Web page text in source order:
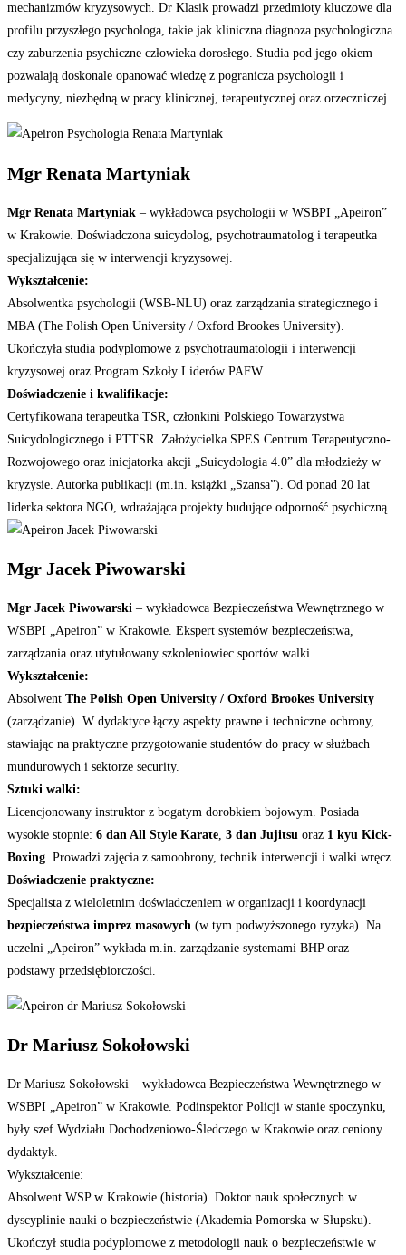
mechanizmów kryzysowych. Dr Klasik prowadzi przedmioty kluczowe dla
profilu przyszłego psychologa, takie jak kliniczna diagnoza psychologiczna
czy zaburzenia psychiczne człowieka dorosłego. Studia pod jego okiem
pozwalają doskonale opanować wiedzę z pogranicza psychologii i
medycyny, niezbędną w pracy klinicznej, terapeutycznej oraz orzeczniczej.
Mgr Renata Martyniak
Mgr Renata Martyniak – wykładowca psychologii w WSBPI „Apeiron”
w Krakowie. Doświadczona suicydolog, psychotraumatolog i terapeutka
specjalizująca się w interwencji kryzysowej.
Wykształcenie:
Absolwentka psychologii (WSB-NLU) oraz zarządzania strategicznego i
MBA (The Polish Open University / Oxford Brookes University).
Ukończyła studia podyplomowe z psychotraumatologii i interwencji
kryzysowej oraz Program Szkoły Liderów PAFW.
Doświadczenie i kwalifikacje:
Certyfikowana terapeutka TSR, członkini Polskiego Towarzystwa
Suicydologicznego i PTTSR. Założycielka SPES Centrum Terapeutyczno-
Rozwojowego oraz inicjatorka akcji „Suicydologia 4.0” dla młodzieży w
kryzysie. Autorka publikacji (m.in. książki „Szansa”). Od ponad 20 lat
liderka sektora NGO, wdrażająca projekty budujące odporność psychiczną.
Mgr Jacek Piwowarski
Mgr Jacek Piwowarski – wykładowca Bezpieczeństwa Wewnętrznego w
WSBPI „Apeiron” w Krakowie. Ekspert systemów bezpieczeństwa,
zarządzania oraz utytułowany szkoleniowiec sportów walki.
Wykształcenie:
Absolwent The Polish Open University / Oxford Brookes University
(zarządzanie). W dydaktyce łączy aspekty prawne i techniczne ochrony,
stawiając na praktyczne przygotowanie studentów do pracy w służbach
mundurowych i sektorze security.
Sztuki walki:
Licencjonowany instruktor z bogatym dorobkiem bojowym. Posiada
wysokie stopnie: 6 dan All Style Karate 3 dan Jujitsu oraz 1 kyu Kick-
Boxing . Prowadzi zajęcia z samoobrony, technik interwencji i walki wręcz.
Doświadczenie praktyczne:
Specjalista z wieloletnim doświadczeniem w organizacji i koordynacji
bezpieczeństwa imprez masowych (w tym podwyższonego ryzyka). Na
uczelni „Apeiron” wykłada m.in. zarządzanie systemami BHP oraz
podstawy przedsiębiorczości.
Dr Mariusz Sokołowski
Dr Mariusz Sokołowski – wykładowca Bezpieczeństwa Wewnętrznego w
WSBPI „Apeiron” w Krakowie. Podinspektor Policji w stanie spoczynku,
były szef Wydziału Dochodzeniowo-Śledczego w Krakowie oraz ceniony
dydaktyk.
Wykształcenie:
Absolwent WSP w Krakowie (historia). Doktor nauk społecznych w
dyscyplinie nauki o bezpieczeństwie (Akademia Pomorska w Słupsku).
Ukończył studia podyplomowe z metodologii nauk o bezpieczeństwie w